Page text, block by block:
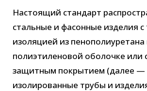
Настоящий стандарт
стальные и фасонные изделия
изоляцией из пенополиуретана
полиэтиленовой оболочке или
защитным покрытием (далее —
изолированные трубы и